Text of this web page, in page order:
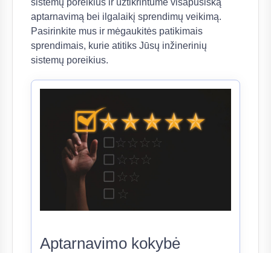
sistemų poreikius ir užtikrintume visapusišką
aptarnavimą bei ilgalaikį sprendimų veikimą.
Pasirinkite mus ir mėgaukitės patikimais
sprendimais, kurie atitiks Jūsų inžinerinių
sistemų poreikius.
Aptarnavimo kokybė